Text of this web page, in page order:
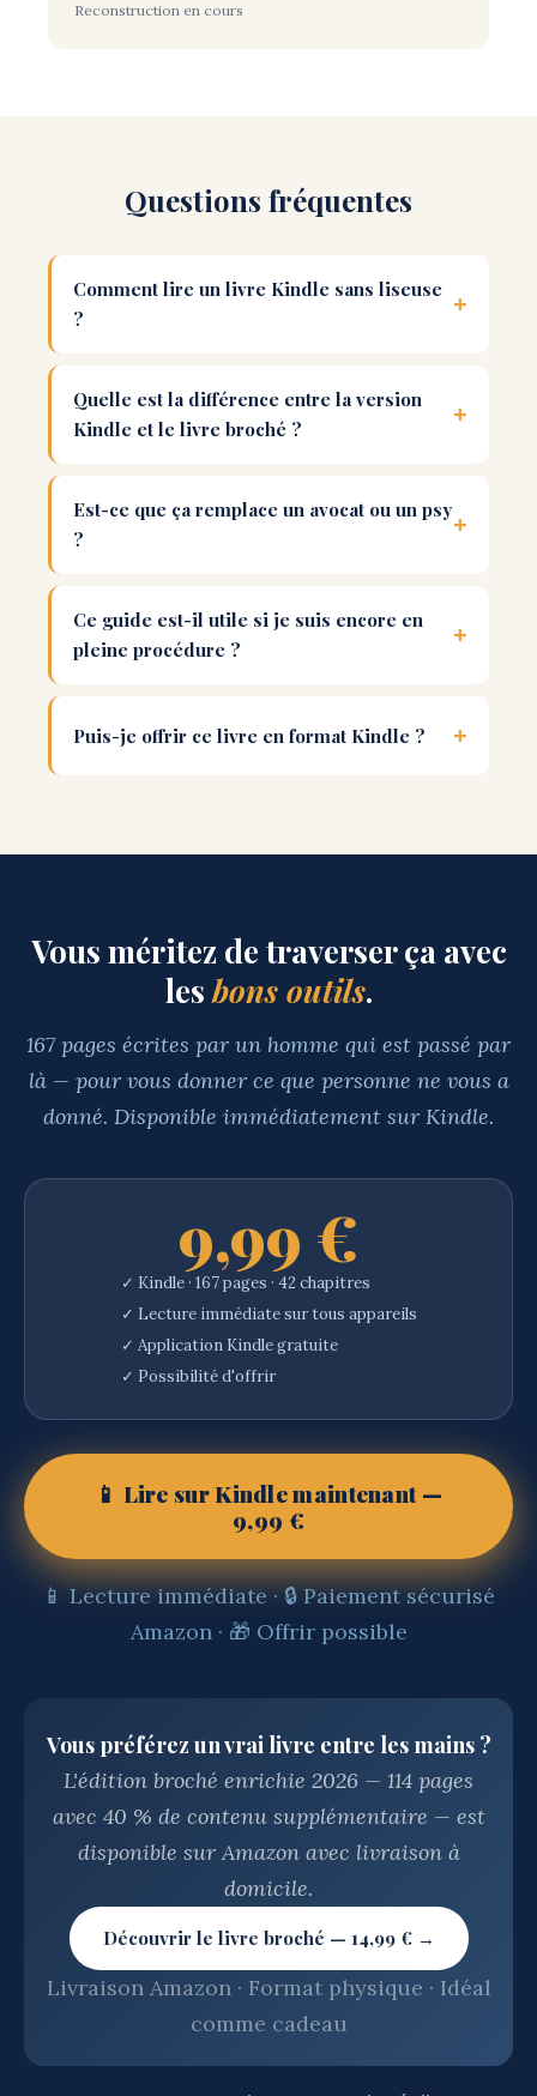
Reconstruction en cours
Questions fréquentes
Comment lire un livre Kindle sans liseuse
?
Quelle est la différence entre la version
Kindle et le livre broché ?
Est-ce que ça remplace un avocat ou un psy
?
Ce guide est-il utile si je suis encore en
pleine procédure ?
Puis-je offrir ce livre en format Kindle ?
Vous méritez de traverser ça avec
lesbons outils.
167 pages écrites par un homme qui est passé par
là — pour vous donner ce que personne ne vous a
donné. Disponible immédiatement sur Kindle.
9,99 €
✓ Kindle · 167 pages · 42 chapitres
✓ Lecture immédiate sur tous appareils
✓ Application Kindle gratuite
✓ Possibilité d'offrir
📱 Lire sur Kindle maintenant —
9,99 €
📱 Lecture immédiate · 🔒 Paiement sécurisé
Amazon · 🎁 Offrir possible
Vous préférez un vrai livre entre les mains ?
L'édition broché enrichie 2026 — 114 pages
avec 40 % de contenu supplémentaire — est
disponible sur Amazon avec livraison à
domicile.
Découvrir le livre broché — 14,99 € →
Livraison Amazon · Format physique · Idéal
comme cadeau